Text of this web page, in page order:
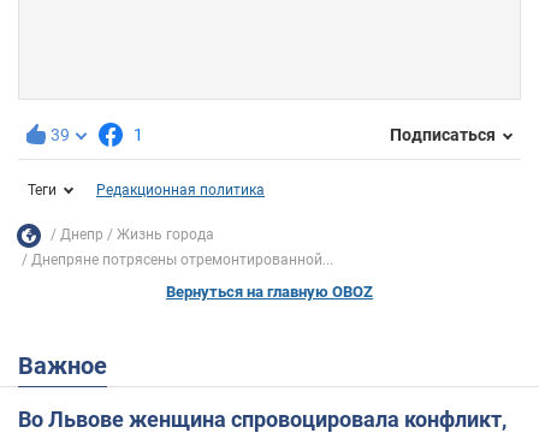
39 1 Подписаться
Теги Редакционная политика
Днепр
Жизнь города
Днепряне потрясены отремонтированной...
Вернуться на главную OBOZ
Важное
Во Львове женщина спровоцировала конфликт,